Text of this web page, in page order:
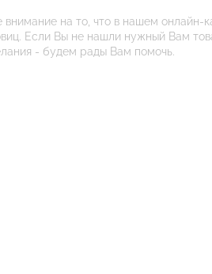
на то, что в нашем онлайн-
Если Вы не нашли нужный Вам
- будем рады Вам помочь.